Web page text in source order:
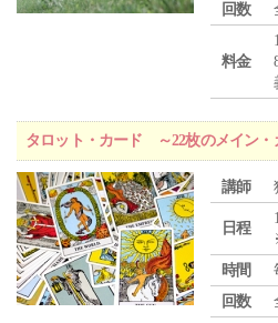
回数
料金
タロット・カード ～22枚のメイン・
講師
日程
時間
回数